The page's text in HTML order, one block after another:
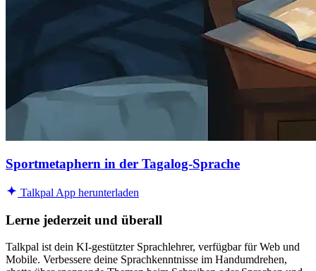
Sportmetaphern in der Tagalog-Sprache
Talkpal App herunterladen
Lerne jederzeit und überall
Talkpal ist dein KI-gestützter Sprachlehrer, verfügbar für Web und
Mobile. Verbessere deine Sprachkenntnisse im Handumdrehen,